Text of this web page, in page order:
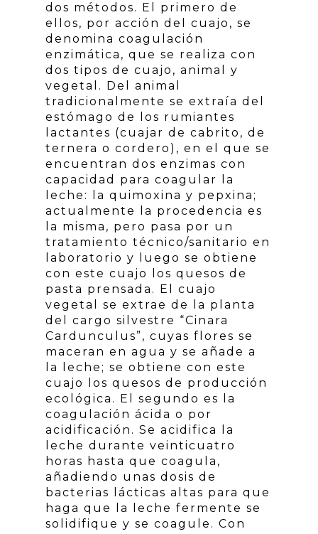
dos métodos. El primero de
ellos, por acción del cuajo, se
denomina coagulación
enzimática, que se realiza con
dos tipos de cuajo, animal y
vegetal. Del animal
tradicionalmente se extraía del
estómago de los rumiantes
lactantes (cuajar de cabrito, de
ternera o cordero), en el que se
encuentran dos enzimas con
capacidad para coagular la
leche: la quimoxina y pepxina;
actualmente la procedencia es
la misma, pero pasa por un
tratamiento técnico/sanitario en
laboratorio y luego se obtiene
con este cuajo los quesos de
pasta prensada. El cuajo
vegetal se extrae de la planta
del cargo silvestre “Cinara
Cardunculus”, cuyas flores se
maceran en agua y se añade a
la leche; se obtiene con este
cuajo los quesos de producción
ecológica. El segundo es la
coagulación ácida o por
acidificación. Se acidifica la
leche durante veinticuatro
horas hasta que coagula,
añadiendo unas dosis de
bacterias lácticas altas para que
haga que la leche fermente se
solidifique y se coagule. Con